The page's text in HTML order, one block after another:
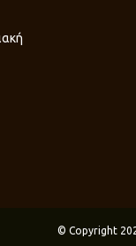
© Copyright